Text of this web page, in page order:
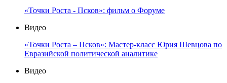
«Точки Роста - Псков»: фильм о Форуме
Видео
«Точки Роста – Псков»: Мастер-класс Юрия Шевцова по
Евразийской политической аналитике
Видео